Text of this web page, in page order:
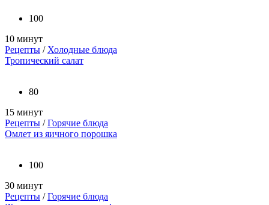
100
10 минут
Рецепты / Холодные блюда
Тропический салат
80
15 минут
Рецепты /Горячие блюда
Омлет из яичного порошка
100
30 минут
Рецепты /Горячие блюда